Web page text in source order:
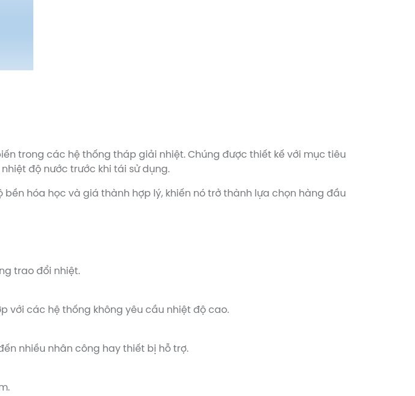
trong các hệ thống tháp giải nhiệt. Chúng được thiết kế với mục tiêu
độ nước trước khi tái sử dụng.
hóa học và giá thành hợp lý, khiến nó trở thành lựa chọn hàng đầu
trao đổi nhiệt.
với các hệ thống không yêu cầu nhiệt độ cao.
nhiều nhân công hay thiết bị hỗ trợ.